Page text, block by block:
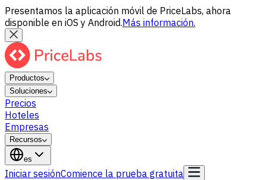
Presentamos la aplicación móvil de PriceLabs, ahora
disponible en iOS y Android.Más información.
Productos
Soluciones
Precios
Hoteles
Empresas
Recursos
es
Iniciar sesiónComience la prueba gratuita